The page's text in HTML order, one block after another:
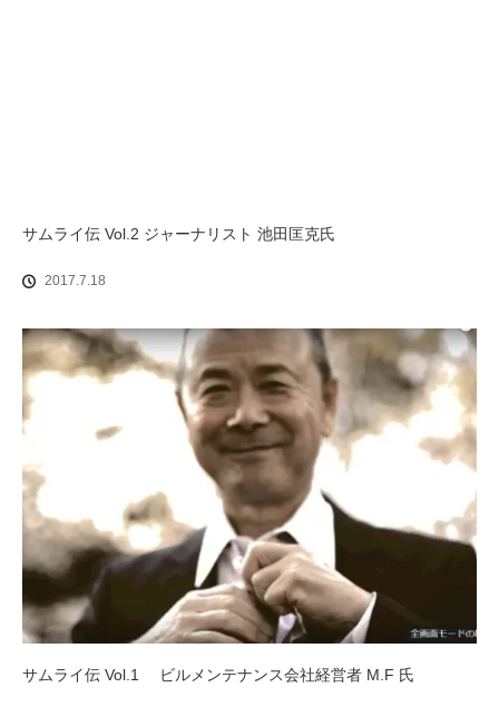
サムライ伝 Vol.2 ジャーナリスト 池田匡克氏
2017.7.18
サムライ伝 Vol.1 ビルメンテナンス会社経営者 M.F 氏